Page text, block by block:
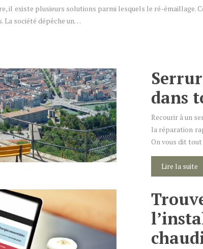
il existe plusieurs solutions parmi lesquels le ré-
La société dépêche un…
dans
Recourir à un
la réparation
On vous dit
Lire la suite